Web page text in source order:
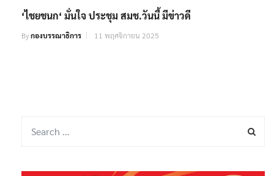
‘ไชยชนก‘ มั่นใจ ประชุม สมช.วันนี้ มีข่าวดี
Byกองบรรณาธิการ 11 พฤศจิกายน 2025